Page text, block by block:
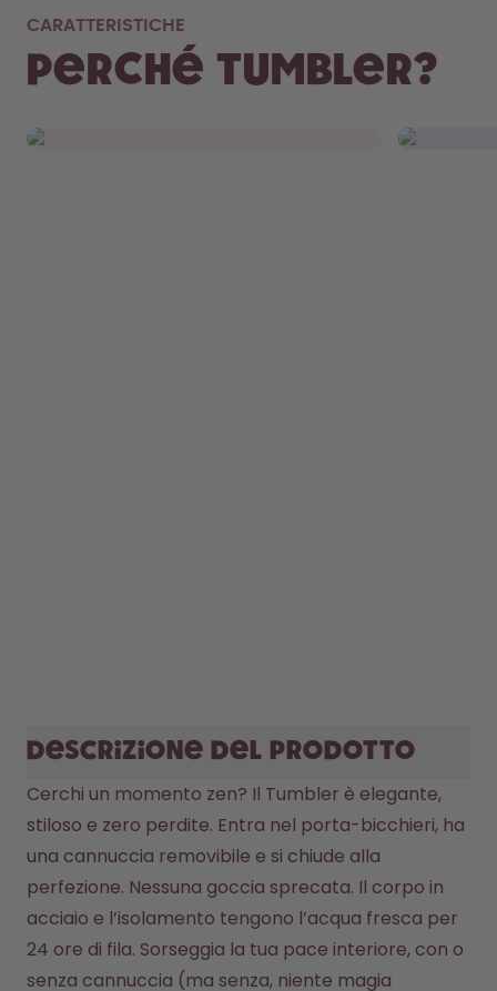
CARATTERISTICHE
Perché Tumbler?
Perfettamente
adattabile.
Dalla tua borsa al portabicchieri
Rimuovi
Descrizione del prodotto
Cerchi un momento zen? Il Tumbler è elegante,
stiloso e zero perdite. Entra nel porta-bicchieri, ha
una cannuccia removibile e si chiude alla
perfezione. Nessuna goccia sprecata. Il corpo in
acciaio e l’isolamento tengono l’acqua fresca per
24 ore di fila. Sorseggia la tua pace interiore, con o
senza cannuccia (ma senza, niente magia